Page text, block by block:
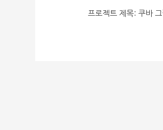
프로젝트 제목: 쿠바